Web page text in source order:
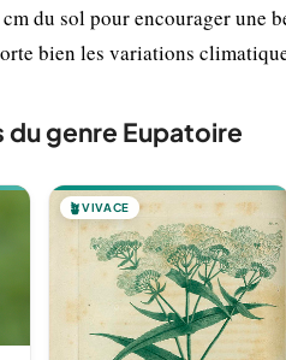
du sol pour encourager une
bien les variations
genre Eupatoire
🪴VIVACE